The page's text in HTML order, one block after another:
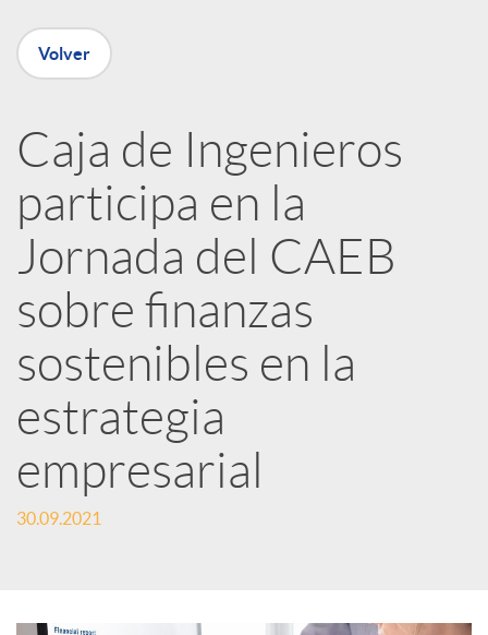
n
e
d
e
s
S
o
Volver
Caja de Ingenieros
participa en la
Jornada del CAEB
sobre finanzas
sostenibles en la
estrategia
empresarial
30.09.2021